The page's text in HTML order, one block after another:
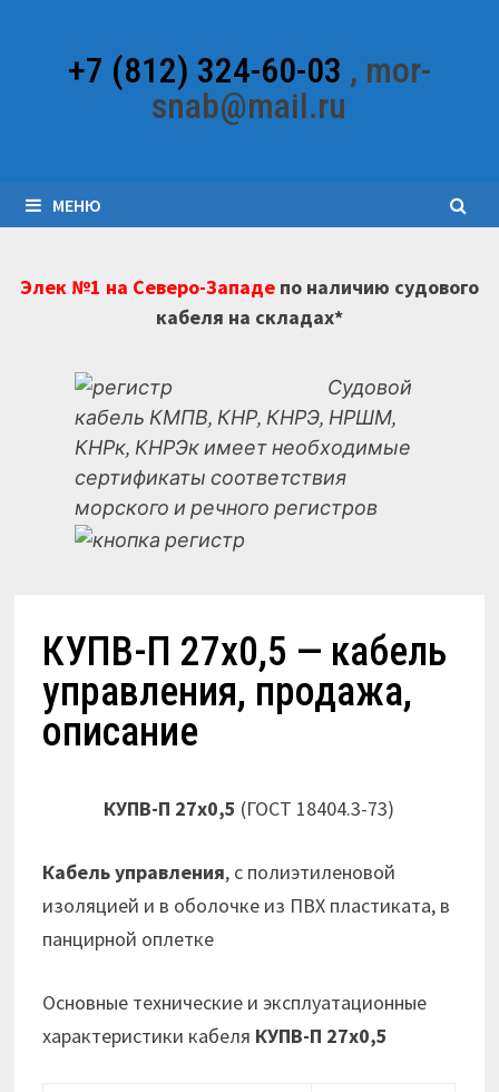
содержимому+7 (812) 324-60-03 , mor-
snab@mail.ru
МЕНЮ
Элек №1 на Северо-Западепо наличию судового
кабеля на складах*
Судовой
кабель КМПВ, КНР, КНРЭ, НРШМ,
КНРк, КНРЭк имеет необходимые
сертификаты соответствия
морского и речного регистров
КУПВ-П 27х0,5 — кабель
управления, продажа,
описание
КУПВ-П 27х0,5 (ГОСТ 18404.3-73)
Кабель управления, с полиэтиленовой
изоляцией и в оболочке из ПВХ пластиката, в
панцирной оплетке
Основные технические и эксплуатационные
характеристики кабеля КУПВ-П 27х0,5